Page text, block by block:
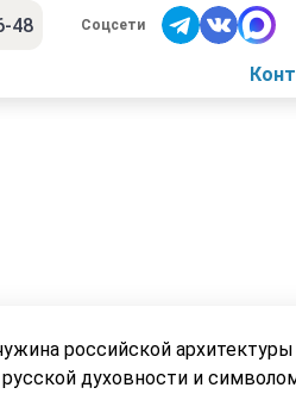
48 Соцсети
российской архитектуры
духовности и